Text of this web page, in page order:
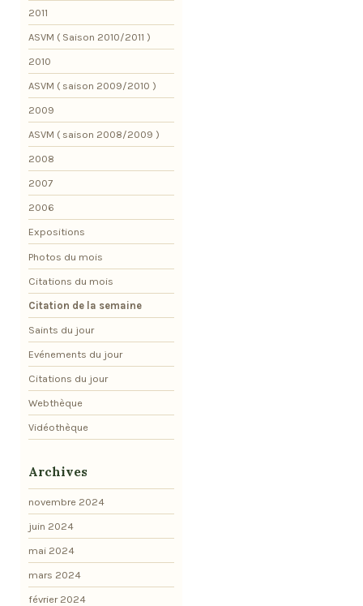
2011
ASVM ( Saison 2010/2011 )
2010
ASVM ( saison 2009/2010 )
2009
ASVM ( saison 2008/2009 )
2008
2007
2006
Expositions
Photos du mois
Citations du mois
Citation de la semaine
Saints du jour
Evénements du jour
Citations du jour
Webthèque
Vidéothèque
Archives
novembre 2024
juin 2024
mai 2024
mars 2024
février 2024